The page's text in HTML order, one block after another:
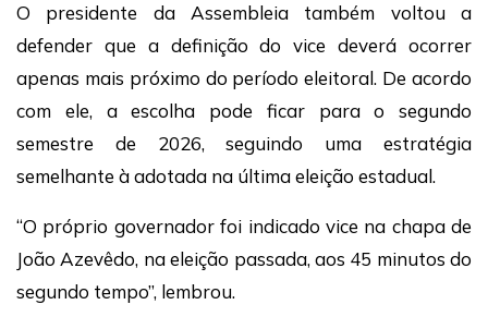
O presidente da Assembleia também voltou a
defender que a definição do vice deverá ocorrer
apenas mais próximo do período eleitoral. De acordo
com ele, a escolha pode ficar para o segundo
semestre de 2026, seguindo uma estratégia
semelhante à adotada na última eleição estadual.
“O próprio governador foi indicado vice na chapa de
João Azevêdo, na eleição passada, aos 45 minutos do
segundo tempo”, lembrou.